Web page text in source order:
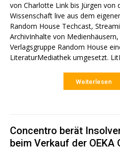
von Charlotte Link bis Jürgen von
Wissenschaft live aus dem
Random House Techcast, StreamingSpezialist für Live und
ArchivInhalte von
Verlagsgruppe Random House
LiteraturMediathek umgesetzt.
Weiterlesen
Concentro berät
beim Verkauf der OEKA